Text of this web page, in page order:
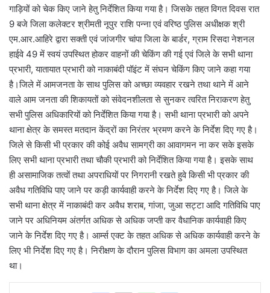
गाड़ियों को चेक किए जाने हेतु निर्देशित किया गया है। जिसके तहत विगत दिवस रात
9 बजे जिला कलेक्टर श्रीमती नूपुर राशि पन्ना एवं वरिष्ठ पुलिस अधीक्षक श्री
एम.आर.आहिरे द्वारा सक्ती एवं जांजगीर चांपा जिला के बार्डर, ग्राम रिसदा नेशनल
हाईवे 49 में स्वयं उपस्थित होकर वाहनों की चेकिंग की गई एवं जिले के सभी थाना
प्रभारी, यातायात प्रभारी को नाकाबंदी पॉइंट में संघन चेकिंग किए जाने कहा गया
है।जिले में आमजनता के साथ पुलिस को अच्छा व्यवहार रखने तथा थाने में आने
वाले आम जनता की शिकायतों को संवेदनशीलता से सुनकर त्वरित निराकरण हेतु
सभी पुलिस अधिकारियों को निर्देशित किया गया है। सभी थाना प्रभारी को अपने
थाना क्षेत्र के समस्त मतदान केंद्रों का निरंतर भ्रमण करने के निर्देश दिए गए है।
जिले से किसी भी प्रकार की कोई अवैध सामग्री का आवागमन ना कर सके इसके
लिए सभी थाना प्रभारी तथा चौकी प्रभारी को निर्देशित किया गया है। इसके साथ
ही असामाजिक तत्वों तथा अपराधियों पर निगरानी रखते हुवे किसी भी प्रकार की
अवैध गतिविधि पाए जाने पर कड़ी कार्यवाही करने के निर्देश दिए गए है। जिले के
सभी थाना क्षेत्र में नाकाबंदी कर अवैध शराब, गांजा, जुआ सट्टा आदि गतिविधि पाए
जाने पर अधिनियम अंतर्गत अधिक से अधिक जप्ती कर वैधानिक कार्यवाही किए
जाने के निर्देश दिए गए है। आर्म्स एक्ट के तहत अधिक से अधिक कार्यवाही करने के
लिए भी निर्देश दिए गए है। निरीक्षण के दौरान पुलिस विभाग का अमला उपस्थित
था।